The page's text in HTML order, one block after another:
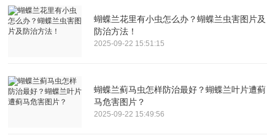
蝴蝶兰花里有小虫怎么办？蝴蝶兰虫害图片及
防治方法！
2025-09-22 15:51:15
蝴蝶兰蓟马虫怎样防治最好？蝴蝶兰叶片遭蓟
马危害图片？
2025-09-22 15:49:56